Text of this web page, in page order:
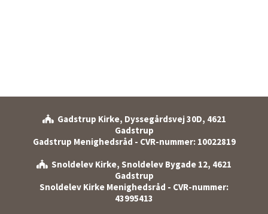
Gadstrup Kirke, Dyssegårdsvej 30D, 4621
Gadstrup
Gadstrup Menighedsråd - CVR-nummer: 10022819
 Snoldelev Kirke, Snoldelev Bygade 12, 4621
Gadstrup
Snoldelev Kirke Menighedsråd - CVR-nummer:
43995413